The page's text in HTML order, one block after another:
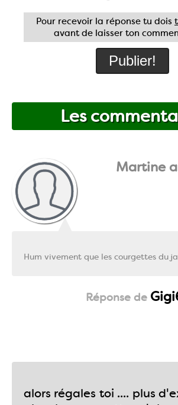
Pour recevoir la réponse tu dois
avant de laisser ton
Les
Martine
Hum vivement que les courgettes du
alors régales toi .... plus